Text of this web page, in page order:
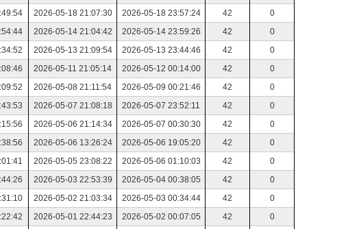
2026-05-18 21:07:30 2026-05-18 23:57:24 42
0
2026-05-14 21:04:42 2026-05-14 23:59:26 42
0
2026-05-13 21:09:54 2026-05-13 23:44:46 42
0
2026-05-11 21:05:14 2026-05-12 00:14:00 42
0
2026-05-08 21:11:54 2026-05-09 00:21:46 42
0
2026-05-07 21:08:18 2026-05-07 23:52:11 42
0
2026-05-06 21:14:34 2026-05-07 00:30:30 42
0
2026-05-06 13:26:24 2026-05-06 19:05:20 42
0
2026-05-05 23:08:22 2026-05-06 01:10:03 42
0
2026-05-03 22:53:39 2026-05-04 00:38:05 42
0
2026-05-02 21:03:34 2026-05-03 00:34:44 42
0
2026-05-01 22:44:23 2026-05-02 00:07:05 42
0